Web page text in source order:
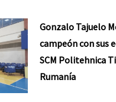
Gonzalo Tajuelo
campeón con sus
SCM Politehnica
Rumanía